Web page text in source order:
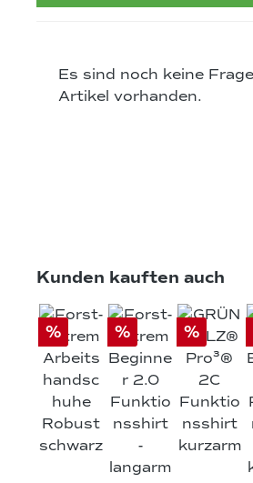
Es sind noch keine
Artikel vorhanden.
Produktgalerie überspringen
Kunden kauften auch
% % %